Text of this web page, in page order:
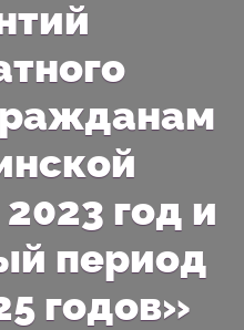
год и
период
годов»